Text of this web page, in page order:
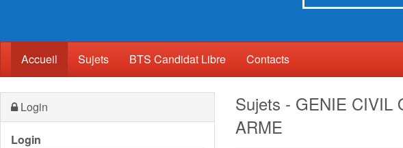
Accueil (current)
Sujets BTS Candidat Libre Contacts
Login
Login
Sujets - GENIE CIVIL
ARME